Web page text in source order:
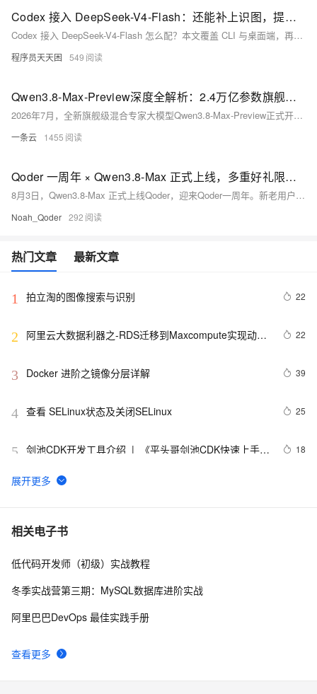
Codex 接入 DeepSeek-V4-Flash：还能补上识图，提供两套方案
Codex 接入 DeepSeek-V4-Flash 怎么配？本文覆盖 CLI 与桌面端，再用 qwen3-vl-flash 补识图，两套方案可直接照做
程序员天天困 549
Qwen3.8-Max-Preview深度全解析：2.4万亿参数旗舰MoE模型+Token Plan限时优惠完整落地指南
2026年7月，全新旗舰级混合专家大模型Qwen3.8-Max-Preview正式开放抢先体验，作为通义千问Qwen3系列规格最高、综合推理能力顶尖的新一代模型，该模型总参数量达到2.4万亿（2.4T），是当前线上可调用的原生多模态旗舰模型，综合推理水准对标海外顶级Fable 5模型，在复杂工程开发、长文档深度分析、多步骤智能体自治、跨境多语言创作、海量数据挖掘五大高难度业务场景实现跨越式性能提升。
一条云 1455
Qoder 一周年 × Qwen3.8-Max 正式上线，多重好礼限时领
8月3日，Qwen3.8-Max 正式上线Qoder，迎来Qoder一周年。新老用户可领800次免费调用，下单再赠2000次；夜间（22:00–08:00）调用5折；邀请好友双方得积分与调用额度。
Noah_Qoder 292
热门文章 最新文章
1 拍立淘的图像搜索与识别 22
2
阿里云大数据利器之-RDS迁移到Maxcompute实现动态
22
3 Docker 进阶之镜像分层详解 39
4 查看 SELinux状态及关闭SELinux 25
5 剑池CDK开发工具介绍  |  《平头哥剑池CDK快速上手指
18
6 WebAssembly 在 MOSN 中的实践 - 基础框架篇
7 userdel使用说明
8 自己看系统的“系统还原”
相关电子书
查看更多
低代码开发师（初级）实战教程
冬季实战营第三期：MySQL数据库进阶实战
阿里巴巴DevOps 最佳实践手册